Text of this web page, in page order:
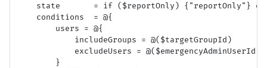
state       = if ($reportOnly) {"reportOnly"}
    conditions  = @{
        users = @{
            includeGroups = @($targetGroupId)
excludeUsers = @($emergencyAdminUserId) #
        }